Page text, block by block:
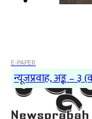
E-PAPER
न्यूजप्रवाह, अङ्क – ३